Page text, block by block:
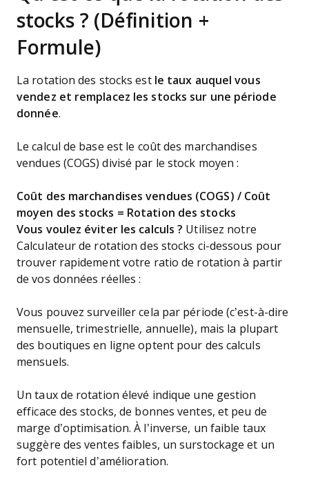
stocks ? (Définition +
Formule)
La rotation des stocks est le taux auquel vous
vendez et remplacez les stocks sur une période
donnée.
Le calcul de base est le coût des marchandises
vendues (COGS) divisé par le stock moyen :
Coût des marchandises vendues (COGS) / Coût
moyen des stocks = Rotation des stocks
Vous voulez éviter les calculs ? Utilisez notre
Calculateur de rotation des stocks ci-dessous pour
trouver rapidement votre ratio de rotation à partir
de vos données réelles :
Vous pouvez surveiller cela par période (c’est-à-dire
mensuelle, trimestrielle, annuelle), mais la plupart
des boutiques en ligne optent pour des calculs
mensuels.
Un taux de rotation élevé indique une gestion
efficace des stocks, de bonnes ventes, et peu de
marge d’optimisation. À l’inverse, un faible taux
suggère des ventes faibles, un surstockage et un
fort potentiel d’amélioration.